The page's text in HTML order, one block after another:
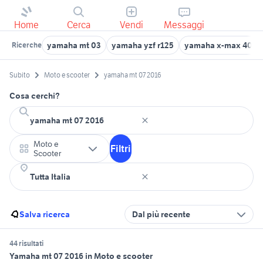
Home Cerca Vendi Messaggi
Ricerche yamaha mt 03 yamaha yzf r125 yamaha x-max 400
Subito Moto e scooter yamaha mt 07 2016
Cosa cerchi?
Moto e
Scooter
Filtri
Salva ricerca Dal più recente
44 risultati
Yamaha mt 07 2016 in Moto e scooter